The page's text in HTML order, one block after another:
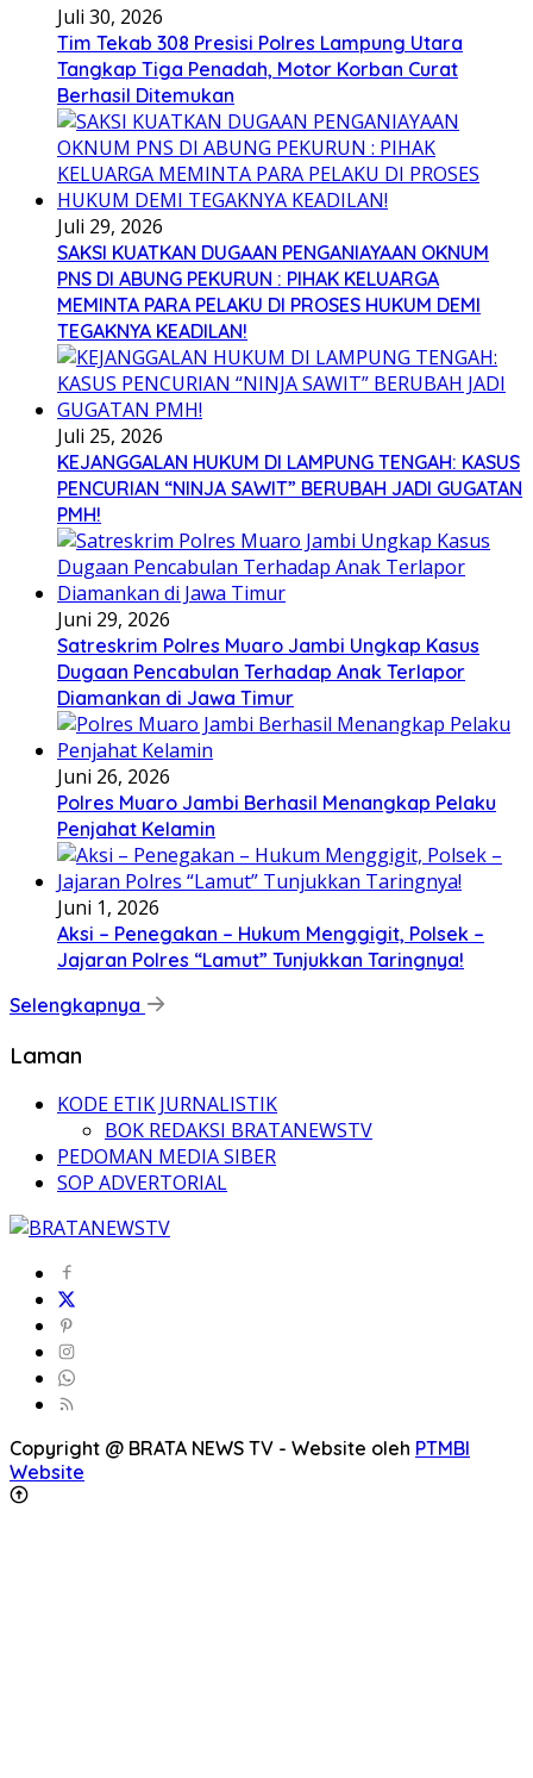
Juli 30, 2026
Tim Tekab 308 Presisi Polres Lampung Utara
Tangkap Tiga Penadah, Motor Korban Curat
Berhasil Ditemukan
Juli 29, 2026
SAKSI KUATKAN DUGAAN PENGANIAYAAN OKNUM
PNS DI ABUNG PEKURUN : PIHAK KELUARGA
MEMINTA PARA PELAKU DI PROSES HUKUM DEMI
TEGAKNYA KEADILAN!
Juli 25, 2026
KEJANGGALAN HUKUM DI LAMPUNG TENGAH: KASUS
PENCURIAN “NINJA SAWIT” BERUBAH JADI GUGATAN
PMH!
Juni 29, 2026
Satreskrim Polres Muaro Jambi Ungkap Kasus
Dugaan Pencabulan Terhadap Anak Terlapor
Diamankan di Jawa Timur
Juni 26, 2026
Polres Muaro Jambi Berhasil Menangkap Pelaku
Penjahat Kelamin
Juni 1, 2026
Aksi – Penegakan – Hukum Menggigit, Polsek –
Jajaran Polres “Lamut” Tunjukkan Taringnya!
Selengkapnya
Laman
KODE ETIK JURNALISTIK
BOK REDAKSI BRATANEWSTV
PEDOMAN MEDIA SIBER
SOP ADVERTORIAL
Copyright @ BRATA NEWS TV - Website oleh PTMBI
Website